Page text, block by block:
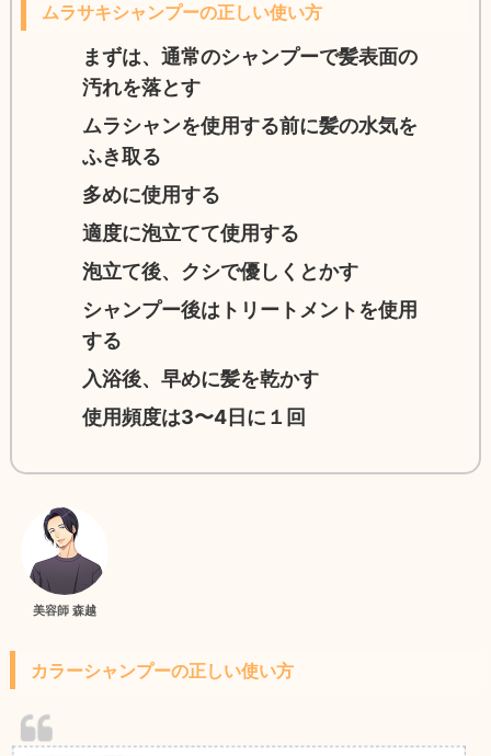
ムラサキシャンプーの正しい使い方
まずは、通常のシャンプーで髪表面の
汚れを落とす
ムラシャンを使用する前に髪の水気を
ふき取る
多めに使用する
適度に泡立てて使用する
泡立て後、クシで優しくとかす
シャンプー後はトリートメントを使用
する
入浴後、早めに髪を乾かす
使用頻度は3〜4日に１回
美容師 森越
カラーシャンプーの正しい使い方